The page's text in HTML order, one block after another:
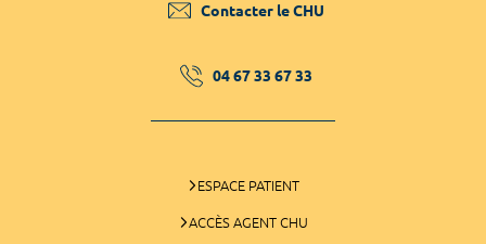
Contacter le CHU
04 67 33 67 33
ESPACE PATIENT
ACCÈS AGENT CHU